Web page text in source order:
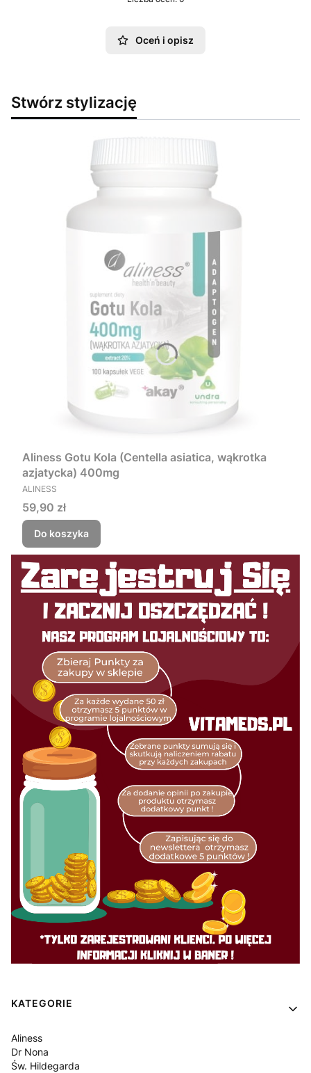
Oceń i opisz
Stwórz stylizację
Aliness Gotu Kola (Centella asiatica, wąkrotka
azjatycka) 400mg
PRODUCENT
ALINESS
Cena
59,90 zł
Do koszyka
Linki w stopce
KATEGORIE
Aliness
Dr Nona
Św. Hildegarda